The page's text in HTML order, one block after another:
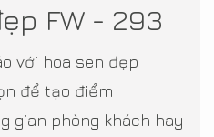
FW - 293
với hoa sen đẹp
để tạo điểm
gian phòng khách hay